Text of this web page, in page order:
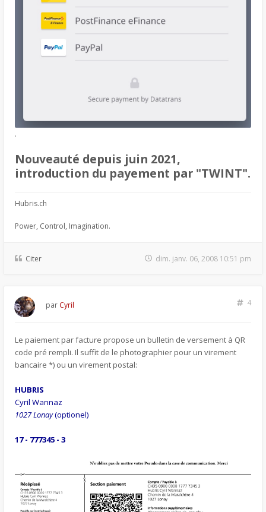
.
Nouveauté depuis juin 2021,
introduction du payement par "TWINT".
Hubris.ch
Power, Control, Imagination.
Citer dim. janv. 06, 2008 10:51 pm
4
par Cyril
Le paiement par facture propose un bulletin de versement à QR
code pré rempli. Il suffit de le photographier pour un virement
bancaire *) ou un virement postal:
HUBRIS
Cyril Wannaz
1027 Lonay(optionel)
17 - 777345 - 3